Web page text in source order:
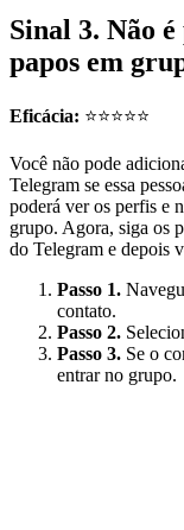
Sinal 3. Não
papos em
Eficácia: ⭐⭐⭐⭐⭐
Você não pode
Telegram se essa
poderá ver os perfis e
grupo. Agora, siga os
do Telegram e depois
Passo 1.
contato.
Passo 2.
Passo 3. Se o
entrar no grupo.